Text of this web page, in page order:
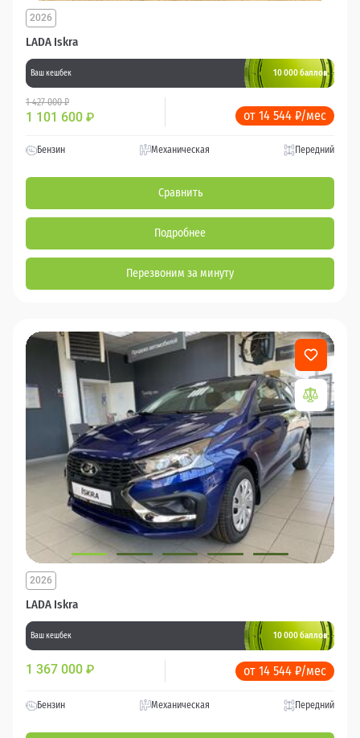
LADA Iskra
2026
Ваш кешбек 10 000 баллов
1 427 000 ₽
1 101 600 ₽ от 14 544 ₽/мес
Бензин Механическая Передний
Сравнить
Подробнее
Перезвоним за минуту
LADA Iskra
2026
Ваш кешбек 10 000 баллов
1 367 000 ₽ от 14 544 ₽/мес
Бензин Механическая Передний